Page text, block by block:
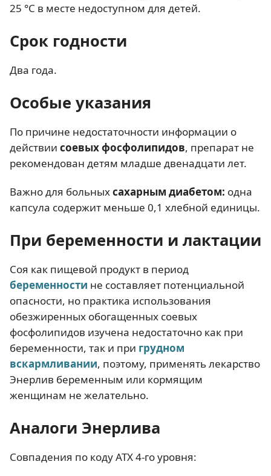
25 °С в месте недоступном для детей.
Срок годности
Два года.
Особые указания
По причине недостаточности информации о
действии соевых фосфолипидов, препарат не
рекомендован детям младше двенадцати лет.
Важно для больныхсахарным диабетом: одна
капсула содержит меньше 0,1 хлебной единицы.
При беременности и лактации
Соя как пищевой продукт в период
беременности не составляет потенциальной
опасности, но практика использования
обезжиренных обогащенных соевых
фосфолипидов изучена недостаточно как при
беременности, так и при грудном
вскармливании, поэтому, применять лекарство
Энерлив беременным или кормящим
женщинам не желательно.
Аналоги Энерлива
Совпадения по коду АТХ 4-го уровня: